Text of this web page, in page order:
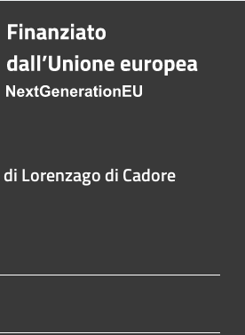
Lorenzago di Cadore